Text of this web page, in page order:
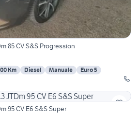
85 CV S&S Progression
Km Diesel Manuale
Euro 5
95 CV E6 S&S Super